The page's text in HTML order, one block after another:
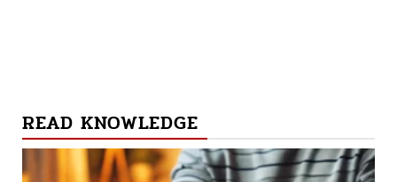
READ KNOWLEDGE